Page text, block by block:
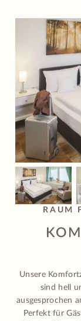
RAUM
Unsere
sind hell
ausgesprochen
Perfekt für